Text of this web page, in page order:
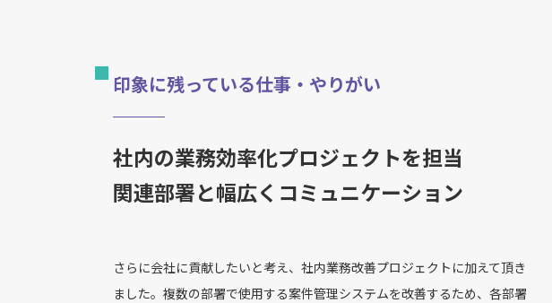
印象に残っている仕事・やりがい
社内の業務効率化プロジェクトを担当
関連部署と幅広くコミュニケーション
さらに会社に貢献したいと考え、社内業務改善プロジェクトに加えて頂き
ました。複数の部署で使用する案件管理システムを改善するため、各部署